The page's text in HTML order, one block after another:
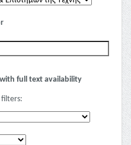
full text availability